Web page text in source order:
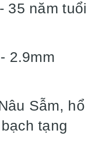
35 năm tuổi
2.9mm
Sẫm, hổ
tạng